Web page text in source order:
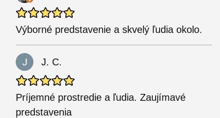
Výborné predstavenie a skvelý ľudia okolo.
J. C.
Príjemné prostredie a ľudia. Zaujímavé
predstavenia